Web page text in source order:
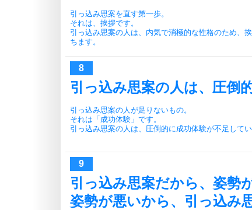
引っ込み思案を直す第一歩。
それは、挨拶です。
引っ込み思案の人は、内気で消極的な性格のため、
ちます。
引っ込み思案の人は、圧倒
引っ込み思案の人が足りないもの。
それは「成功体験」です。
引っ込み思案の人は、圧倒的に成功体験が不足してい
引っ込み思案だから、姿勢
姿勢が悪いから、引っ込み